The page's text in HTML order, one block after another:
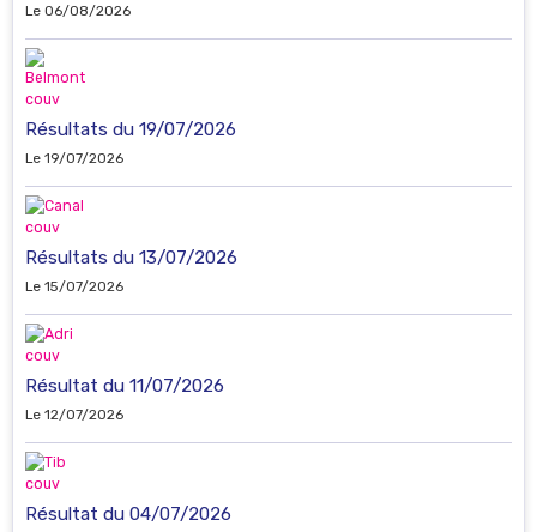
Résultats du 19/07/2026
Le 19/07/2026
Résultats du 13/07/2026
Le 15/07/2026
Résultat du 11/07/2026
Le 12/07/2026
Résultat du 04/07/2026
Le 05/07/2026